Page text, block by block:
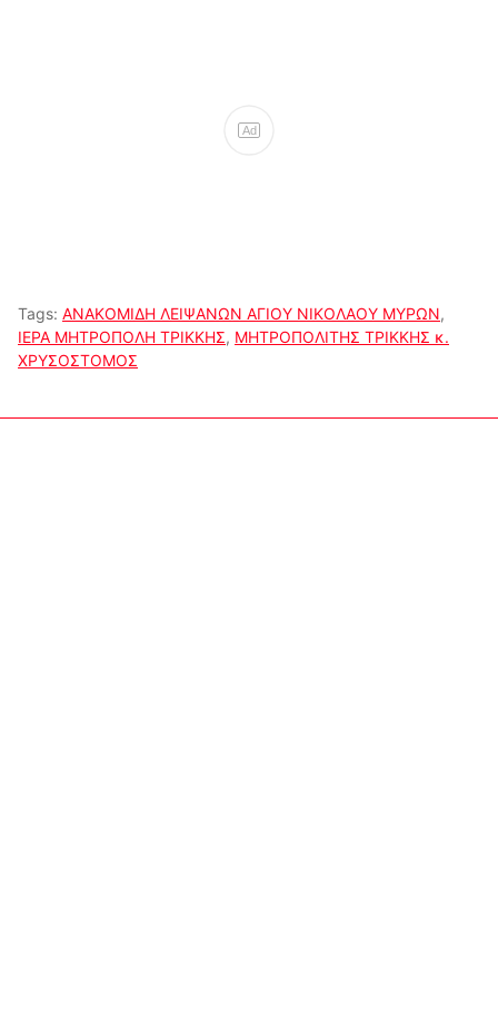
Ad
Tags: ΑΝΑΚΟΜΙΔΗ ΛΕΙΨΑΝΩΝ ΑΓΙΟΥ ΝΙΚΟΛΑΟΥ ΜΥΡΩΝ,
ΙΕΡΑ ΜΗΤΡΟΠΟΛΗ ΤΡΙΚΚΗΣ, ΜΗΤΡΟΠΟΛΙΤΗΣ ΤΡΙΚΚΗΣ κ.
ΧΡΥΣΟΣΤΟΜΟΣ